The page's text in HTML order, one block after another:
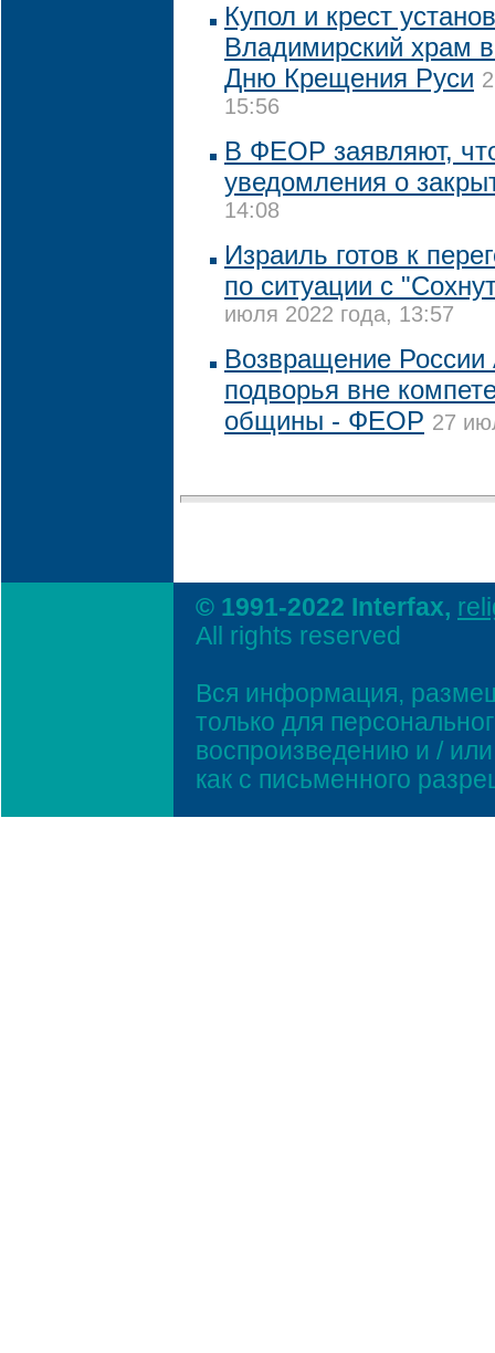
Купол и крест
Владимирский храм
Дню Крещения Руси
15:56
В ФЕОР заявляют,
уведомления о
14:08
Израиль готов к
по ситуации с
июля 2022 года, 13:57
Возвращение России
подворья вне
общины - ФЕОР 27
© 1991-2022 Interfax,
All rights reserved
Вся информация,
только для
воспроизведению и /
как с письменного